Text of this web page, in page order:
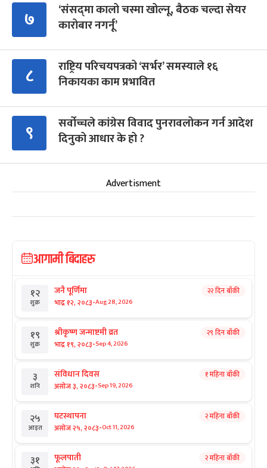
७
‘संसद्‍मा कालो चस्मा खोल्नू, बैठक चल्दा सेयर
कारोबार नगर्नू’
८
राष्ट्रिय परिचयपत्रको ‘सर्भर’ समस्याले १६
निकायका काम प्रभावित
९
सर्वोच्चले कांग्रेस विवाद पुनरावलोकन गर्न आदेश
दिनुको आधार के हो ?
Advertisment
आगामी बिदाहरु
१२
शुक्र
जनै पूर्णिमा
भाद्र १२, २०८३-Aug 28, 2026
२२ दिन बाँकी
१९
शुक्र
श्रीकृष्ण जन्माष्टमी व्रत
भाद्र १९, २०८३-Sep 4, 2026
२९ दिन बाँकी
३
शनि
संविधान दिवस
असोज ३, २०८३-Sep 19, 2026
१ महिना बाँकी
२५
आइत
घटस्थापना
असोज २५, २०८३-Oct 11, 2026
२ महिना बाँकी
३१ फूलपाती २ महिना बाँकी